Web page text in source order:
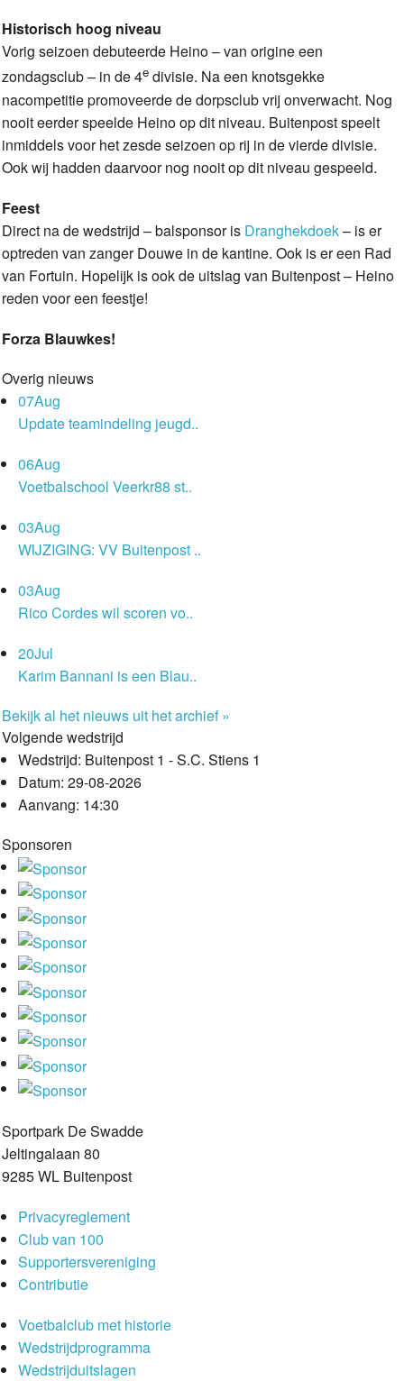
Historisch hoog niveau
Vorig seizoen debuteerde Heino – van origine een
zondagsclub – in de 4e divisie. Na een knotsgekke
nacompetitie promoveerde de dorpsclub vrij onverwacht. Nog
nooit eerder speelde Heino op dit niveau. Buitenpost speelt
inmiddels voor het zesde seizoen op rij in de vierde divisie.
Ook wij hadden daarvoor nog nooit op dit niveau gespeeld.
Feest
Direct na de wedstrijd – balsponsor is Dranghekdoek– is er
optreden van zanger Douwe in de kantine. Ook is er een Rad
van Fortuin. Hopelijk is ook de uitslag van Buitenpost – Heino
reden voor een feestje!
Forza Blauwkes!
Overig nieuws
07Aug
Update teamindeling jeugd..
06Aug
Voetbalschool Veerkr88 st..
03Aug
WIJZIGING: VV Buitenpost ..
03Aug
Rico Cordes wil scoren vo..
20Jul
Karim Bannani is een Blau..
Bekijk al het nieuws uit het archief »
Volgende wedstrijd
Wedstrijd: Buitenpost 1 - S.C. Stiens 1
Datum: 29-08-2026
Aanvang: 14:30
Sponsoren
Sportpark De Swadde
Jeltingalaan 80
9285 WL Buitenpost
Privacyreglement
Club van 100
Supportersvereniging
Contributie
Voetbalclub met historie
Wedstrijdprogramma
Wedstrijduitslagen